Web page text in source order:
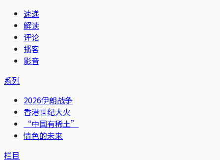
速递
解读
评论
播客
影音
系列
2026伊朗战争
香港世纪大火
“中国有稀土”
情色的未来
栏目